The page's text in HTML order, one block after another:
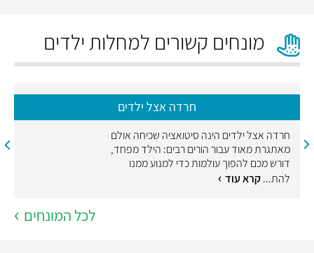
מונחים קשורים למחלות ילדים
חרדה אצל ילדים
חרדה אצל ילדים הינה סיטואציה שכיחה אולם
מאתגרת מאוד עבור הורים רבים: הילד מפחד,
דורש מכם להפוך עולמות כדי למנוע ממנו
להת...קרא עוד
לכל המונחים